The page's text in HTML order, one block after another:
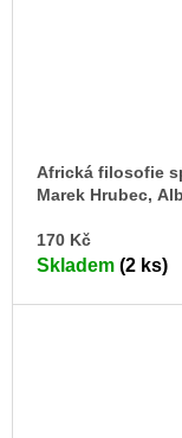
Africká filosofie
Marek Hrubec,
170 Kč
Skladem (2 ks)